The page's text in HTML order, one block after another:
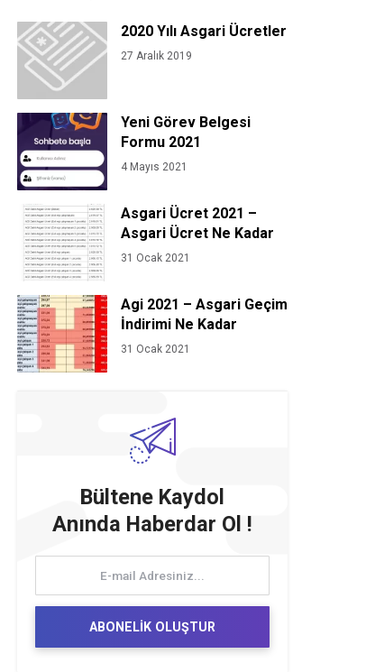
2020 Yılı Asgari Ücretler
27 Aralık 2019
Yeni Görev Belgesi
Formu 2021
4 Mayıs 2021
Asgari Ücret 2021 –
Asgari Ücret Ne Kadar
31 Ocak 2021
Agi 2021 – Asgari Geçim
İndirimi Ne Kadar
31 Ocak 2021
Bültene Kaydol
Anında Haberdar Ol !
ABONELİK OLUŞTUR